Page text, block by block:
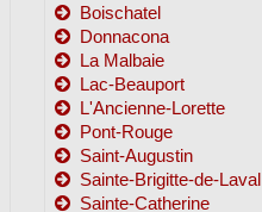
Boischatel
Donnacona
La Malbaie
Lac-Beauport
L'Ancienne-Lorette
Pont-Rouge
Saint-Augustin
Sainte-Brigitte-de-Laval
Sainte-Catherine